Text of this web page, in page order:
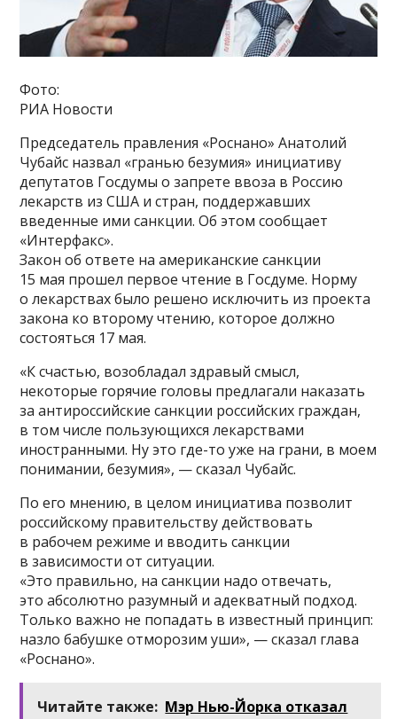
Фото:
РИА Новости
Председатель правления «Роснано» Анатолий
Чубайс назвал «гранью безумия» инициативу
депутатов Госдумы о запрете ввоза в Россию
лекарств из США и стран, поддержавших
введенные ими санкции. Об этом сообщает
«Интерфакс».
Закон об ответе на американские санкции
15 мая прошел первое чтение в Госдуме. Норму
о лекарствах было решено исключить из проекта
закона ко второму чтению, которое должно
состояться 17 мая.
«К счастью, возобладал здравый смысл,
некоторые горячие головы предлагали наказать
за антироссийские санкции российских граждан,
в том числе пользующихся лекарствами
иностранными. Ну это где-то уже на грани, в моем
понимании, безумия», — сказал Чубайс.
По его мнению, в целом инициатива позволит
российскому правительству действовать
в рабочем режиме и вводить санкции
в зависимости от ситуации.
«Это правильно, на санкции надо отвечать,
это абсолютно разумный и адекватный подход.
Только важно не попадать в известный принцип:
назло бабушке отморозим уши», — сказал глава
«Роснано».
Читайте также: Мэр Нью-Йорка отказал